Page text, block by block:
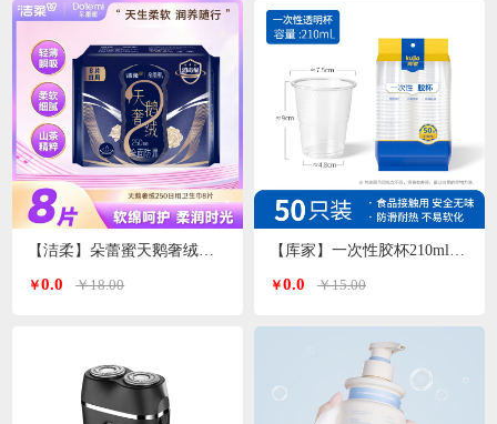
【洁柔】朵蕾蜜天鹅奢绒卫生巾日用250mm
￥0.0 ￥18.00
【库家】一次性胶杯210ml*50只/包KJ-1452
￥0.0 ￥15.00